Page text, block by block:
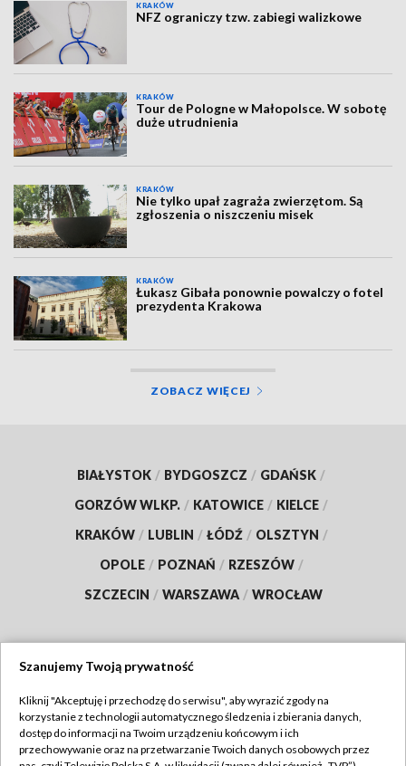
KRAKÓW
NFZ ograniczy tzw. zabiegi walizkowe
KRAKÓW
Tour de Pologne w Małopolsce. W sobotę
duże utrudnienia
KRAKÓW
Nie tylko upał zagraża zwierzętom. Są
zgłoszenia o niszczeniu misek
KRAKÓW
Łukasz Gibała ponownie powalczy o fotel
prezydenta Krakowa
ZOBACZ WIĘCEJ
BIAŁYSTOK / BYDGOSZCZ / GDAŃSK /
GORZÓW WLKP. / KATOWICE / KIELCE /
KRAKÓW / LUBLIN / ŁÓDŹ / OLSZTYN /
OPOLE / POZNAŃ / RZESZÓW /
SZCZECIN / WARSZAWA / WROCŁAW
TVP
Abonament TVP
Regulamin TVP
Szanujemy Twoją prywatność
Kliknij "Akceptuję i przechodzę do serwisu", aby wyrazić zgody na
korzystanie z technologii automatycznego śledzenia i zbierania danych,
dostęp do informacji na Twoim urządzeniu końcowym i ich
przechowywanie oraz na przetwarzanie Twoich danych osobowych przez